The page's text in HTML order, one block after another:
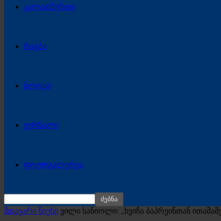
კალათბურთი
რაგბი
ბლოგი
ჟურნალი
ფოტოგალერეა
მთავარი ნიუსი ვილი სანიოლი: „ხვიჩა ბაჰრეინთან